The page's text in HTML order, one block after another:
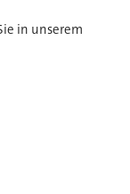
in unserem